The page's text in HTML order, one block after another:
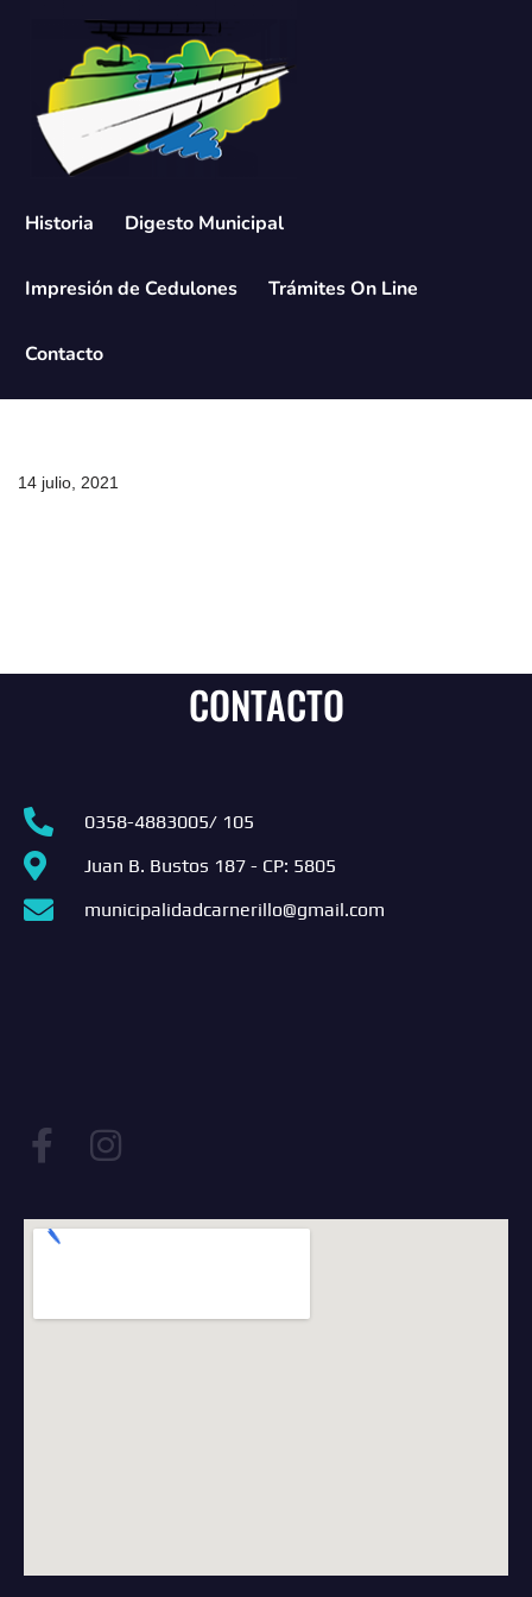
contenido
Historia Digesto Municipal
Impresión de Cedulones Trámites On Line
Contacto
14 julio, 2021
CONTACTO
0358-4883005/ 105
Juan B. Bustos 187 - CP: 5805
municipalidadcarnerillo@gmail.com